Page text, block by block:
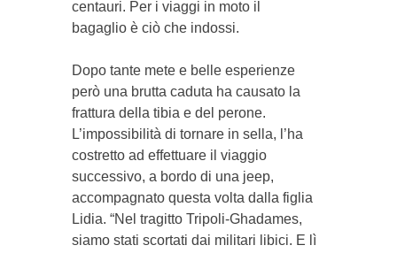
centauri. Per i viaggi in moto il
bagaglio è ciò che indossi.
Dopo tante mete e belle esperienze
però una brutta caduta ha causato la
frattura della tibia e del perone.
L’impossibilità di tornare in sella, l’ha
costretto ad ef­fettuare il viaggio
successivo, a bordo di una jeep,
accompagnato questa volta dalla figlia
Lidia. “Nel tragitto Tri­poli-Ghadames,
siamo stati scortati dai militari libici. E lì